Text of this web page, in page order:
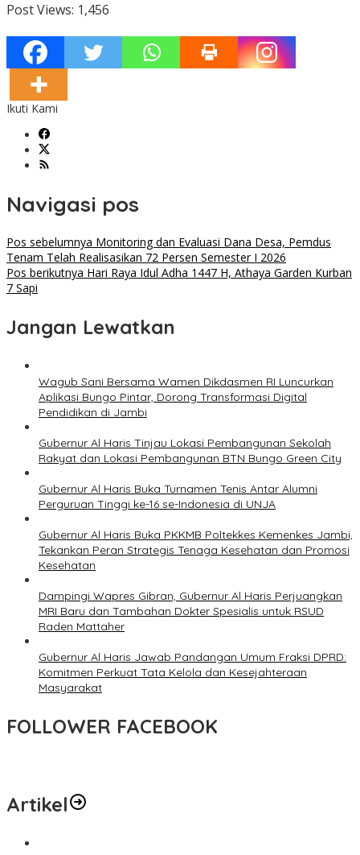
Post Views: 1,456
Ikuti Kami
Navigasi pos
Pos sebelumnya Monitoring dan Evaluasi Dana Desa, Pemdus
Tenam Telah Realisasikan 72 Persen Semester I 2026
Pos berikutnya Hari Raya Idul Adha 1447 H, Athaya Garden Kurban
7 Sapi
Jangan Lewatkan
Wagub Sani Bersama Wamen Dikdasmen RI Luncurkan
Aplikasi Bungo Pintar, Dorong Transformasi Digital
Pendidikan di Jambi
Gubernur Al Haris Tinjau Lokasi Pembangunan Sekolah
Rakyat dan Lokasi Pembangunan BTN Bungo Green City
Gubernur Al Haris Buka Turnamen Tenis Antar Alumni
Perguruan Tinggi ke-16 se-Indonesia di UNJA
Gubernur Al Haris Buka PKKMB Poltekkes Kemenkes Jambi,
Tekankan Peran Strategis Tenaga Kesehatan dan Promosi
Kesehatan
Dampingi Wapres Gibran, Gubernur Al Haris Perjuangkan
MRI Baru dan Tambahan Dokter Spesialis untuk RSUD
Raden Mattaher
Gubernur Al Haris Jawab Pandangan Umum Fraksi DPRD:
Komitmen Perkuat Tata Kelola dan Kesejahteraan
Masyarakat
FOLLOWER FACEBOOK
Artikel